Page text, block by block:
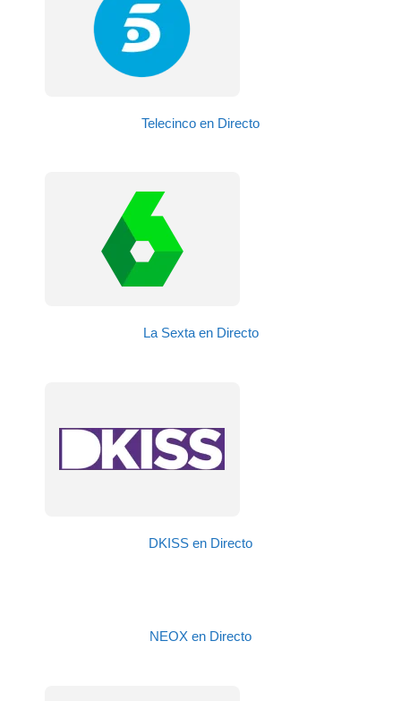
Telecinco en Directo
La Sexta en Directo
DKISS en Directo
NEOX en Directo